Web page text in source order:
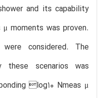
and its capability
moments was proven.
considered. The
scenarios was
log10 Nmeas μ